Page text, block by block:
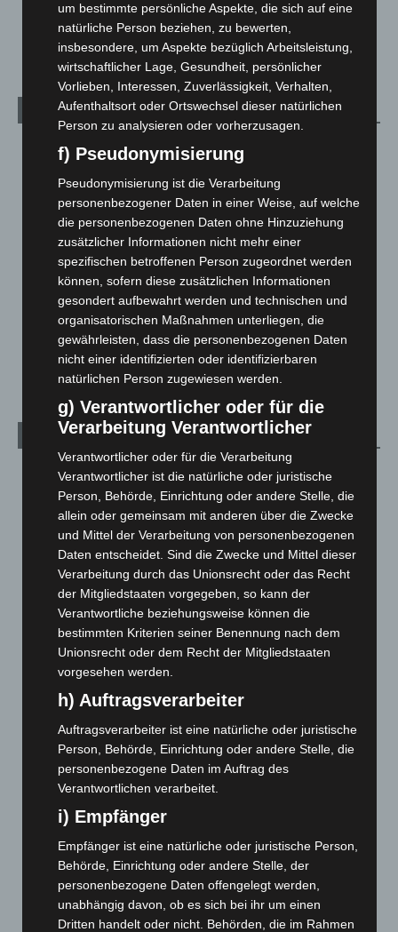
Celle: Mensch stirbt bei Bagger-Unfall auf Baustelle
Kategorien
Blaulicht
Corona-News
Hannover und Region
5.039
Langenhagen und Ortsteile
3.252
Leserbriefe
Menschen
Über uns
Veranstaltungen
1.888
Archiv
August 2026(14)
Juli 2026(73)
Juni 2026 (139)
Mai 2026(99)
April 2026(99)
März 2026(115)
Februar 2026(109)
Januar 2026(122)
November 2025
(114)
Oktober 2025(112)
September 2025(93)
August 2025(90)
Juli 2025(90)
Juni 2025(103)
Mai 2025(112)
April 2025(88)
März 2025(111)
um bestimmte persönliche Aspekte, die sich auf eine
natürliche Person beziehen, zu bewerten,
insbesondere, um Aspekte bezüglich Arbeitsleistung,
wirtschaftlicher Lage, Gesundheit, persönlicher
Vorlieben, Interessen, Zuverlässigkeit, Verhalten,
Aufenthaltsort oder Ortswechsel dieser natürlichen
Person zu analysieren oder vorherzusagen.
f) Pseudonymisierung
Pseudonymisierung ist die Verarbeitung
personenbezogener Daten in einer Weise, auf welche
die personenbezogenen Daten ohne Hinzuziehung
zusätzlicher Informationen nicht mehr einer
spezifischen betroffenen Person zugeordnet werden
können, sofern diese zusätzlichen Informationen
gesondert aufbewahrt werden und technischen und
organisatorischen Maßnahmen unterliegen, die
gewährleisten, dass die personenbezogenen Daten
nicht einer identifizierten oder identifizierbaren
natürlichen Person zugewiesen werden.
g) Verantwortlicher oder für die
Verarbeitung Verantwortlicher
Verantwortlicher oder für die Verarbeitung
Verantwortlicher ist die natürliche oder juristische
Person, Behörde, Einrichtung oder andere Stelle, die
allein oder gemeinsam mit anderen über die Zwecke
und Mittel der Verarbeitung von personenbezogenen
Daten entscheidet. Sind die Zwecke und Mittel dieser
Verarbeitung durch das Unionsrecht oder das Recht
der Mitgliedstaaten vorgegeben, so kann der
Verantwortliche beziehungsweise können die
bestimmten Kriterien seiner Benennung nach dem
Unionsrecht oder dem Recht der Mitgliedstaaten
vorgesehen werden.
h) Auftragsverarbeiter
Auftragsverarbeiter ist eine natürliche oder juristische
Person, Behörde, Einrichtung oder andere Stelle, die
personenbezogene Daten im Auftrag des
Verantwortlichen verarbeitet.
i) Empfänger
Empfänger ist eine natürliche oder juristische Person,
Behörde, Einrichtung oder andere Stelle, der
personenbezogene Daten offengelegt werden,
unabhängig davon, ob es sich bei ihr um einen
Dritten handelt oder nicht. Behörden, die im Rahmen